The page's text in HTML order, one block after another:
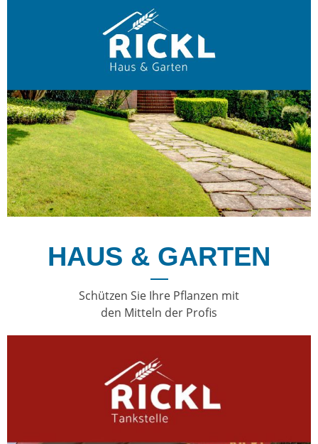
HAUS & GARTEN
Schützen Sie Ihre Pflanzen mit
den Mitteln der Profis